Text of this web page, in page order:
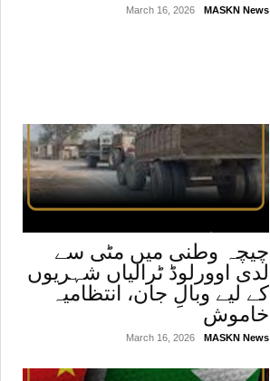
MASKN News
March 16, 2026
چیچہ وطنی میں مٹی سے
لدی اوورلوڈ ٹرالیاں شہریوں
کے لیے وبالِ جان، انتظامیہ
خاموش
MASKN News
March 16, 2026